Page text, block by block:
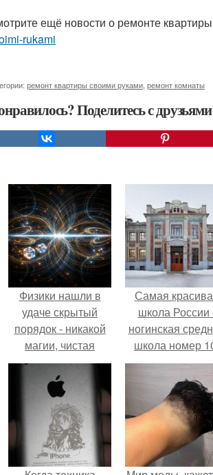
ещё новости о ремонте
rukami
ремонт квартиры своими руками ремонт комнаты
Поделитесь с
Физики нашли в
удаче скрытый
порядок - никакой
магии, чистая
квантовая
механика.
Самая
школа России
ногинская
школа номер